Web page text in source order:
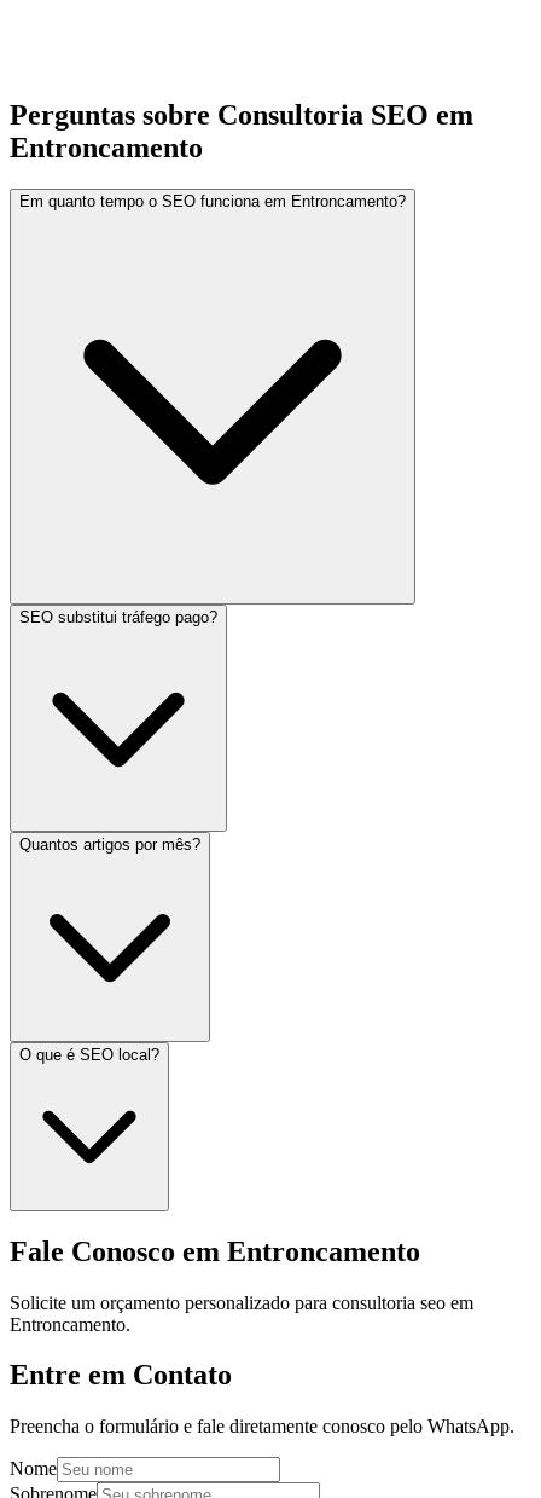
Perguntas sobre Consultoria SEO em
Entroncamento
Em quanto tempo o SEO funciona em Entroncamento?
SEO substitui tráfego pago?
Quantos artigos por mês?
O que é SEO local?
Fale Conosco em Entroncamento
Solicite um orçamento personalizado para consultoria seo em
Entroncamento.
Entre em Contato
Preencha o formulário e fale diretamente conosco pelo WhatsApp.
Nome